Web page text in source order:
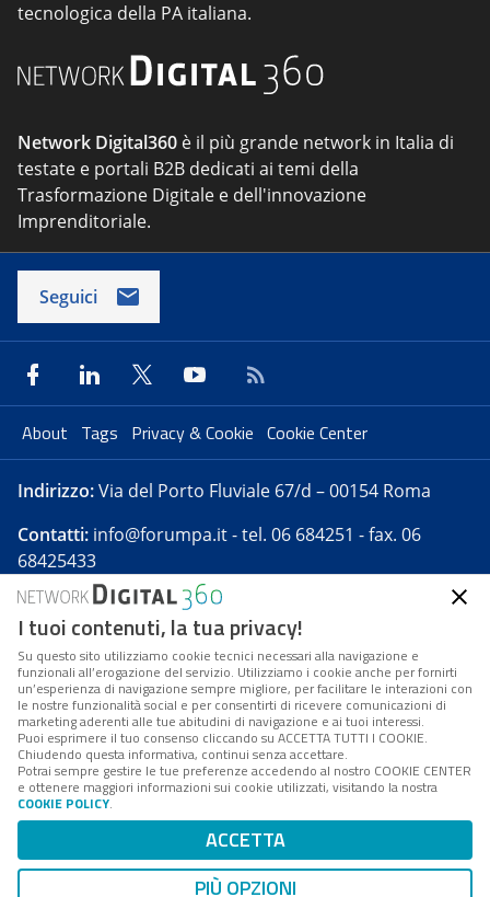
tecnologica della PA italiana.
Network Digital360 è il più grande network in Italia di
testate e portali B2B dedicati ai temi della
Trasformazione Digitale e dell'innovazione
Imprenditoriale.
Seguici
About Tags Privacy & Cookie Cookie Center
Indirizzo:Via del Porto Fluviale 67/d – 00154 Roma
Contatti: info@forumpa.it- tel. 06 684251 - fax. 06
68425433
Forumpa.itè una pubblicazione telematica iscritta
presso Registro della stampa del Tribunale di Roma -
Reg. n. 182 del 2 maggio 2008 - Direttore resp. Michela
Stentella
FPA s.r.l. è società soggetta a Direzione e
Coordinamento da parte di Digital360 S.p.A. - FPA s.r.l.
è un'azienda certificata per il sistema di management
Codice Fiscale/Partita IVA n. 10693191008 - R.E.A. Roma
n. 1249791. ISP AWS
Mappa del sito
I tuoi contenuti, la tua privacy!
Su questo sito utilizziamo cookie tecnici necessari alla navigazione e
funzionali all’erogazione del servizio. Utilizziamo i cookie anche per fornirti
un’esperienza di navigazione sempre migliore, per facilitare le interazioni con
le nostre funzionalità social e per consentirti di ricevere comunicazioni di
marketing aderenti alle tue abitudini di navigazione e ai tuoi interessi.
Puoi esprimere il tuo consenso cliccando su ACCETTA TUTTI I COOKIE.
Chiudendo questa informativa, continui senza accettare.
Potrai sempre gestire le tue preferenze accedendo al nostro COOKIE CENTER
e ottenere maggiori informazioni sui cookie utilizzati, visitando la nostra
COOKIE POLICY.
ACCETTA
PIÙ OPZIONI